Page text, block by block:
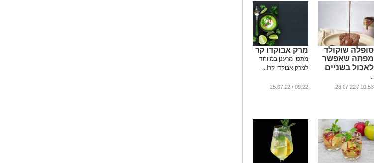
סופלה שוקולד
מפתה שאפשר
לאכול בשניים
...
10:53 / 26.07.22
מרק אבוקדו קר
מתכון מרענן במיוחד
למרק אבוקדו קר!...
09:22 / 25.07.22